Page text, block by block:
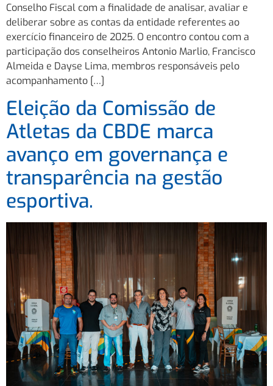
Conselho Fiscal com a finalidade de analisar, avaliar e
deliberar sobre as contas da entidade referentes ao
exercício financeiro de 2025. O encontro contou com a
participação dos conselheiros Antonio Marlio, Francisco
Almeida e Dayse Lima, membros responsáveis pelo
acompanhamento […]
Eleição da Comissão de
Atletas da CBDE marca
avanço em governança e
transparência na gestão
esportiva.